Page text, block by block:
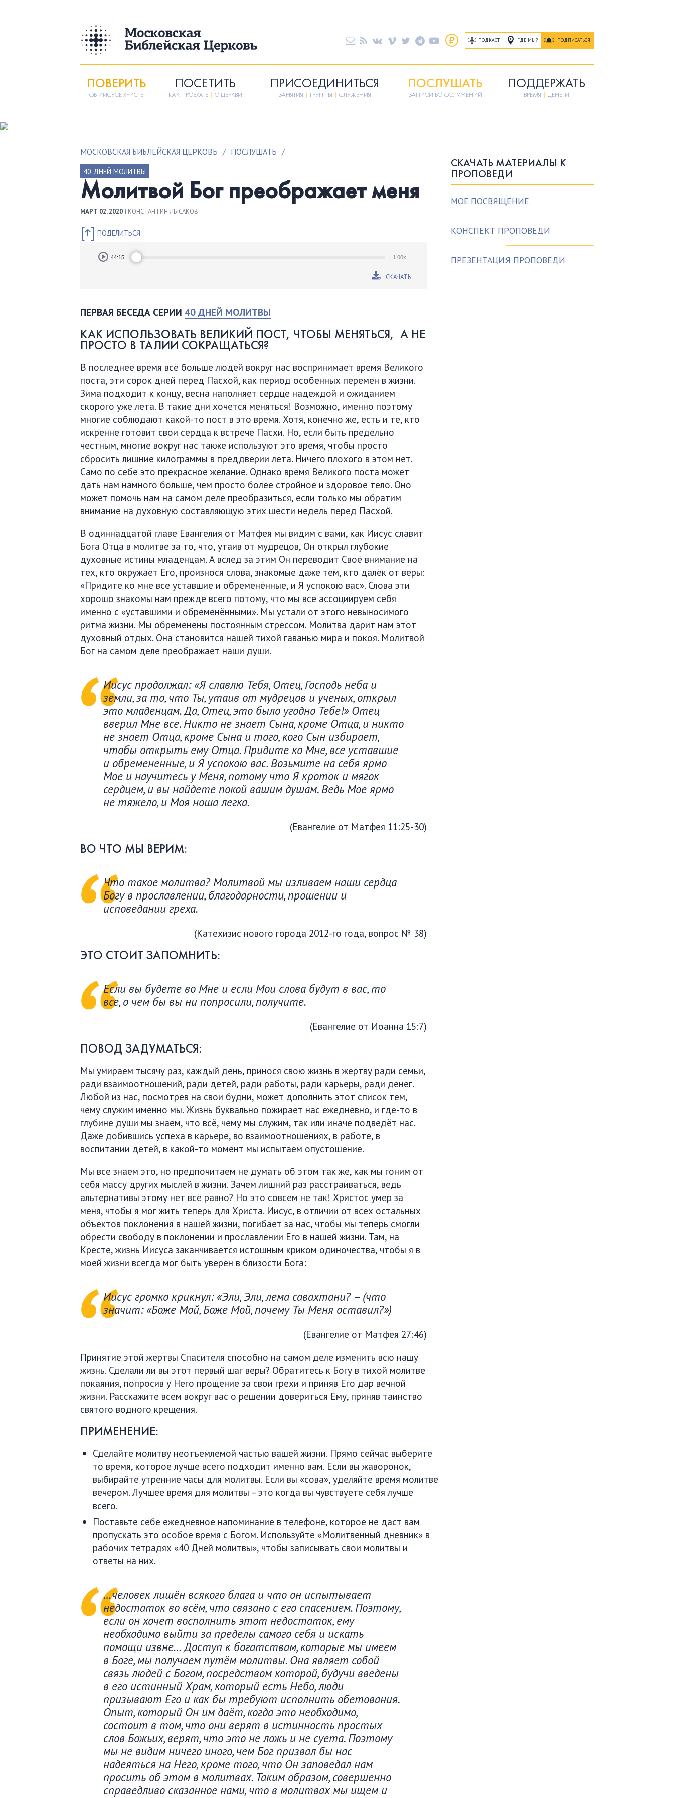
ПОДКАСТ ГДЕ МЫ? ПОДПИСАТЬСЯ
ПОВЕРИТЬ
ОБ ИИСУСЕ ХРИСТЕ
ПОСЕТИТЬ
КАК ПРОЕХАТЬ | О ЦЕРКВИ
ПРИСОЕДИНИТЬСЯ
ЗАНЯТИЯ | ГРУППЫ | СЛУЖЕНИЯ
ПОСЛУШАТЬ
ЗАПИСИ БОГОСЛУЖЕНИЙ
ПОДДЕРЖАТЬ
ВРЕМЯ | ДЕНЬГИ
МОСКОВСКАЯ БИБЛЕЙСКАЯ ЦЕРКОВЬ / ПОСЛУШАТЬ /
40 ДНЕЙ МОЛИТВЫ
Молитвой Бог преображает меня
МАРТ 02, 2020 | КОНСТАНТИН ЛЫСАКОВ
ПОДЕЛИТЬСЯ
Audio
Player
44:15 1.00x
СКАЧАТЬ
ПЕРВАЯ БЕСЕДА СЕРИИ 40 ДНЕЙ МОЛИТВЫ
КАК ИСПОЛЬЗОВАТЬ ВЕЛИКИЙ ПОСТ, ЧТОБЫ МЕНЯТЬСЯ, А НЕ
ПРОСТО В ТАЛИИ СОКРАЩАТЬСЯ?
В последнее время всё больше людей вокруг нас воспринимает время Великого
поста, эти сорок дней перед Пасхой, как период особенных перемен в жизни.
Зима подходит к концу, весна наполняет сердце надеждой и ожиданием
скорого уже лета. В такие дни хочется меняться! Возможно, именно поэтому
многие соблюдают какой-то пост в это время. Хотя, конечно же, есть и те, кто
искренне готовит свои сердца к встрече Пасхи. Но, если быть предельно
честным, многие вокруг нас также используют это время, чтобы просто
сбросить лишние килограммы в преддверии лета. Ничего плохого в этом нет.
Само по себе это прекрасное желание. Однако время Великого поста может
дать нам намного больше, чем просто более стройное и здоровое тело. Оно
может помочь нам на самом деле преобразиться, если только мы обратим
внимание на духовную составляющую этих шести недель перед Пасхой.
В одиннадцатой главе Евангелия от Матфея мы видим с вами, как Иисус славит
Бога Отца в молитве за то, что, утаив от мудрецов, Он открыл глубокие
духовные истины младенцам. А вслед за этим Он переводит Своё внимание на
тех, кто окружает Его, произнося слова, знакомые даже тем, кто далёк от веры:
«Придите ко мне все уставшие и обременённые, и Я успокою вас». Слова эти
хорошо знакомы нам прежде всего потому, что мы все ассоциируем себя
именно с «уставшими и обременёнными». Мы устали от этого невыносимого
ритма жизни. Мы обременены постоянным стрессом. Молитва дарит нам этот
духовный отдых. Она становится нашей тихой гаванью мира и покоя. Молитвой
Бог на самом деле преображает наши души.
Иисус продолжал: «Я славлю Тебя, Отец, Господь неба и
земли, за то, что Ты, утаив от мудрецов и ученых, открыл
это младенцам. Да, Отец, это было угодно Тебе!» Отец
вверил Мне все. Никто не знает Сына, кроме Отца, и никто
не знает Отца, кроме Сына и того, кого Сын избирает,
чтобы открыть ему Отца. Придите ко Мне, все уставшие
и обремененные, и Я успокою вас. Возьмите на себя ярмо
Мое и научитесь у Меня, потому что Я кроток и мягок
сердцем, и вы найдете покой вашим душам. Ведь Мое ярмо
не тяжело, и Моя ноша легка.
(Евангелие от Матфея 11:25-30)
ВО ЧТО МЫ ВЕРИМ:
Что такое молитва? Молитвой мы изливаем наши сердца
Богу в прославлении, благодарности, прошении и
исповедании греха.
(Катехизис нового города 2012-го года, вопрос № 38)
ЭТО СТОИТ ЗАПОМНИТЬ:
Если вы будете во Мне и если Мои слова будут в вас, то
все, о чем бы вы ни попросили, получите.
(Евангелие от Иоанна 15:7)
ПОВОД ЗАДУМАТЬСЯ:
Мы умираем тысячу раз, каждый день, принося свою жизнь в жертву ради семьи,
ради взаимоотношений, ради детей, ради работы, ради карьеры, ради денег.
Любой из нас, посмотрев на свои будни, может дополнить этот список тем,
чему служим именно мы. Жизнь буквально пожирает нас ежедневно, и где-то в
глубине души мы знаем, что всё, чему мы служим, так или иначе подведёт нас.
Даже добившись успеха в карьере, во взаимоотношениях, в работе, в
воспитании детей, в какой-то момент мы испытаем опустошение.
Мы все знаем это, но предпочитаем не думать об этом так же, как мы гоним от
себя массу других мыслей в жизни. Зачем лишний раз расстраиваться, ведь
альтернативы этому нет всё равно? Но это совсем не так! Христос умер за
меня, чтобы я мог жить теперь для Христа. Иисус, в отличии от всех остальных
объектов поклонения в нашей жизни, погибает за нас, чтобы мы теперь смогли
обрести свободу в поклонении и прославлении Его в нашей жизни. Там, на
Кресте, жизнь Иисуса заканчивается истошным криком одиночества, чтобы я в
моей жизни всегда мог быть уверен в близости Бога:
Иисус громко крикнул: «Эли, Эли, лема савахтани? – (что
значит: «Боже Мой, Боже Мой, почему Ты Меня оставил?»)
(Евангелие от Матфея 27:46)
Принятие этой жертвы Спасителя способно на самом деле изменить всю нашу
жизнь. Сделали ли вы этот первый шаг веры? Обратитесь к Богу в тихой молитве
покаяния, попросив у Него прощение за свои грехи и приняв Его дар вечной
жизни. Расскажите всем вокруг вас о решении довериться Ему, приняв таинство
святого водного крещения.
ПРИМЕНЕНИЕ:
Сделайте молитву неотъемлемой частью вашей жизни. Прямо сейчас выберите
то время, которое лучше всего подходит именно вам. Если вы жаворонок,
выбирайте утренние часы для молитвы. Если вы «сова», уделяйте время молитве
вечером. Лучшее время для молитвы – это когда вы чувствуете себя лучше
всего.
Поставьте себе ежедневное напоминание в телефоне, которое не даст вам
пропускать это особое время с Богом. Используйте «Молитвенный дневник» в
рабочих тетрадях «40 Дней молитвы», чтобы записывать свои молитвы и
ответы на них.
…человек лишён всякого блага и что он испытывает
недостаток во всём, что связано с его спасением. Поэтому,
если он хочет восполнить этот недостаток, ему
необходимо выйти за пределы самого себя и искать
помощи извне… Доступ к богатствам, которые мы имеем
в Боге, мы получаем путём молитвы. Она являет собой
связь людей с Богом, посредством которой, будучи введены
в его истинный Храм, который есть Небо, люди
призывают Его и как бы требуют исполнить обетования.
Опыт, который Он им даёт, когда это необходимо,
состоит в том, что они верят в истинность простых
слов Божьих, верят, что это не ложь и не суета. Поэтому
мы не видим ничего иного, чем Бог призвал бы нас
надеяться на Него, кроме того, что Он заповедал нам
просить об этом в молитвах. Таким образом, совершенно
справедливо сказанное нами, что в молитвах мы ищем и
СКАЧАТЬ МАТЕРИАЛЫ К
ПРОПОВЕДИ
МОЁ ПОСВЯЩЕНИЕ
КОНСПЕКТ ПРОПОВЕДИ
ПРЕЗЕНТАЦИЯ ПРОПОВЕДИ